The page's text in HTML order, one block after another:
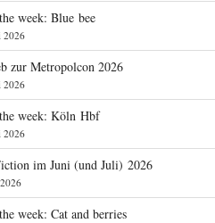
week: Blue bee
2026
zur Metropolcon 2026
2026
week: Köln Hbf
2026
im Juni (und Juli) 2026
week: Cat and berries